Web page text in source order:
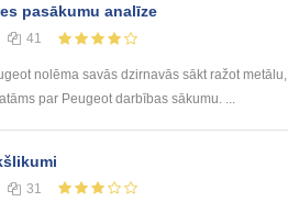
pasākumu analīze
41
nolēma savās dzirnavās sākt ražot
par Peugeot darbības sākumu. ...
31